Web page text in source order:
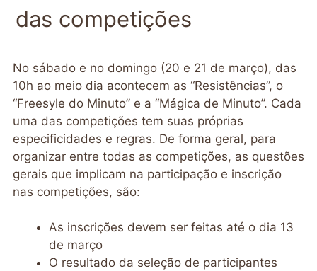
das competições
No sábado e no domingo (20 e 21 de março), das
10h ao meio dia acontecem as “Resistências”, o
“Freesyle do Minuto” e a “Mágica de Minuto”. Cada
uma das competições tem suas próprias
especificidades e regras. De forma geral, para
organizar entre todas as competições, as questões
gerais que implicam na participação e inscrição
nas competições, são:
As inscrições devem ser feitas até o dia 13
de março
O resultado da seleção de participantes